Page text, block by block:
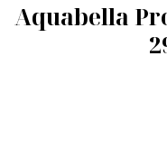
Aquabella